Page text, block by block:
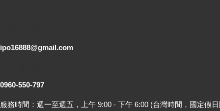
ipo16888@gmail.com
0960-550-797
服務時間：週一至週五，上午 9:00 - 下午 6:00 (台灣時間，國定假